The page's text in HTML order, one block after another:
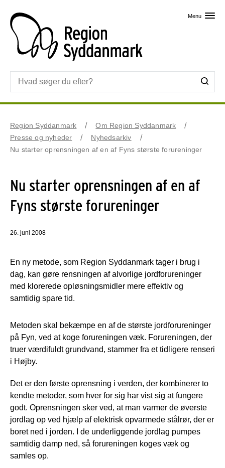
Menu
Region Syddanmark
Om Region Syddanmark
Presse og nyheder
Nyhedsarkiv
Nu starter oprensningen af en af Fyns største forureninger
Nu starter oprensningen af en af
Fyns største forureninger
26. juni 2008
En ny metode, som Region Syddanmark tager i brug i
dag, kan gøre rensningen af alvorlige jordforureninger
med klorerede opløsningsmidler mere effektiv og
samtidig spare tid.
Metoden skal bekæmpe en af de største jordforureninger
på Fyn, ved at koge forureningen væk. Forureningen, der
truer værdifuldt grundvand, stammer fra et tidligere renseri
i Højby.
Det er den første oprensning i verden, der kombinerer to
kendte metoder, som hver for sig har vist sig at fungere
godt. Oprensningen sker ved, at man varmer de øverste
jordlag op ved hjælp af elektrisk opvarmede stålrør, der er
boret ned i jorden. I de underliggende jordlag pumpes
samtidig damp ned, så forureningen koges væk og
samles op.